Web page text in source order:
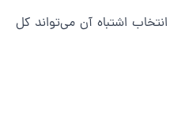
اشتباه آن می‌تواند کل